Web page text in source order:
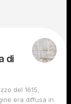
di
del 1615,
era diffusa in